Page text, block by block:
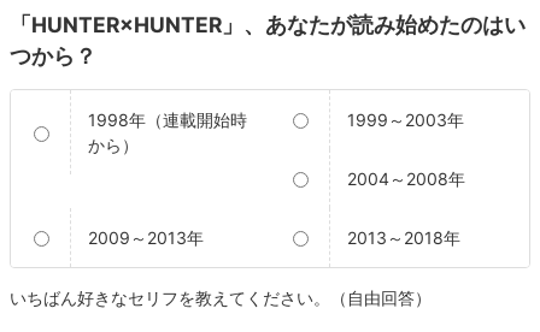
「HUNTER×HUNTER」、あなたが読み始めたのはい
つから？
1998年（連載開始時
から）
1999～2003年
2004～2008年
2009～2013年 2013～2018年
いちばん好きなセリフを教えてください。（自由回答）